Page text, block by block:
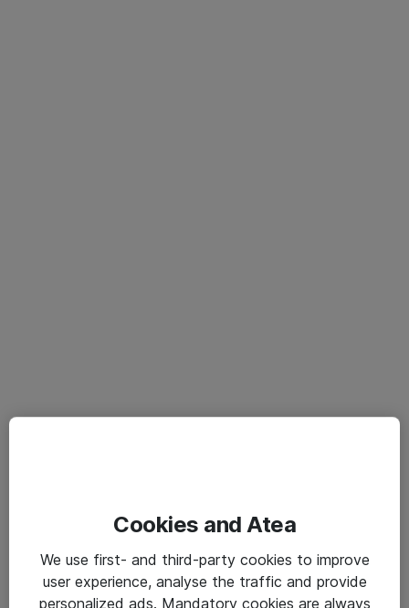
Cookies and Atea
We use first- and third-party cookies to improve
user experience, analyse the traffic and provide
personalized ads. Mandatory cookies are always